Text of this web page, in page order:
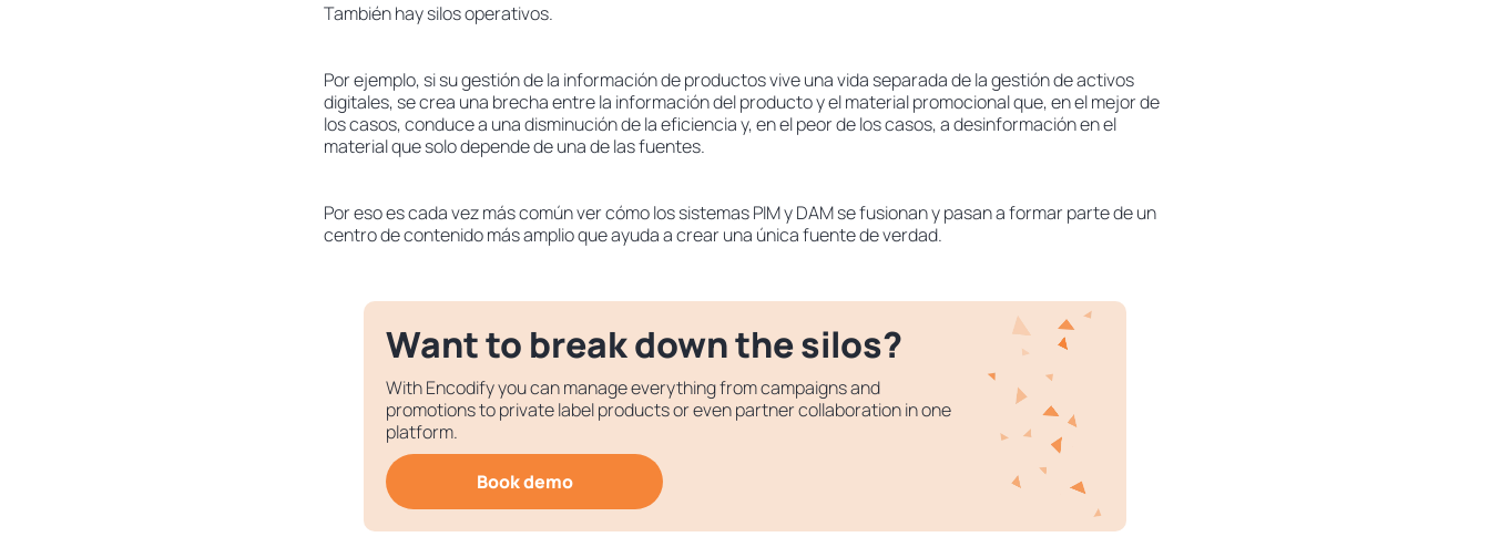
También hay silos operativos.
Por ejemplo, si su gestión de la información de productos vive una vida separada de la gestión de activos
digitales, se crea una brecha entre la información del producto y el material promocional que, en el mejor de
los casos, conduce a una disminución de la eficiencia y, en el peor de los casos, a desinformación en el
material que solo depende de una de las fuentes.
Por eso es cada vez más común ver cómo los sistemas PIM y DAM se fusionan y pasan a formar parte de un
centro de contenido más amplio que ayuda a crear una única fuente de verdad.
Want to break down the silos?
With Encodify you can manage everything from campaigns and
promotions to private label products or even partner collaboration in one
platform.
Book demo